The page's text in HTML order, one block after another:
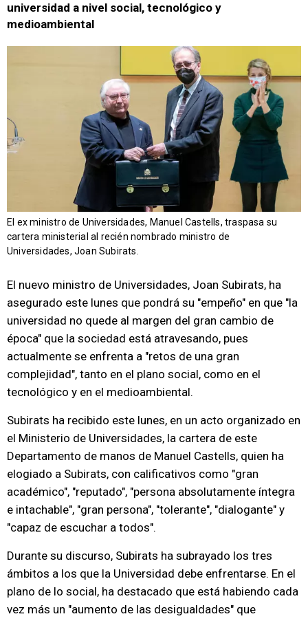
universidad a nivel social, tecnológico y
medioambiental
El ex ministro de Universidades, Manuel Castells, traspasa su
cartera ministerial al recién nombrado ministro de
Universidades, Joan Subirats.
El nuevo ministro de Universidades, Joan Subirats, ha
asegurado este lunes que pondrá su "empeño" en que "la
universidad no quede al margen del gran cambio de
época" que la sociedad está atravesando, pues
actualmente se enfrenta a "retos de una gran
complejidad", tanto en el plano social, como en el
tecnológico y en el medioambiental.
Subirats ha recibido este lunes, en un acto organizado en
el Ministerio de Universidades, la cartera de este
Departamento de manos de Manuel Castells, quien ha
elogiado a Subirats, con calificativos como "gran
académico", "reputado", "persona absolutamente íntegra
e intachable", "gran persona", "tolerante", "dialogante" y
"capaz de escuchar a todos".
Durante su discurso, Subirats ha subrayado los tres
ámbitos a los que la Universidad debe enfrentarse. En el
plano de lo social, ha destacado que está habiendo cada
vez más un "aumento de las desigualdades" que